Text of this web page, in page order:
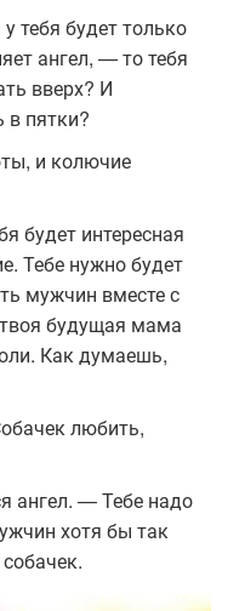
тебя будет только
ангел, — то тебя
вверх? И
в пятки?
и колючие
будет интересная
Тебе нужно будет
мужчин вместе с
будущая мама
Как думаешь,
любить,
ангел. — Тебе надо
хотя бы так